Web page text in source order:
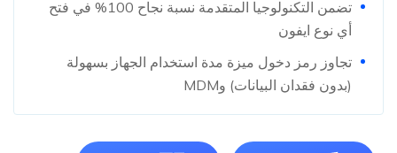
تضمن التكنولوجيا المتقدمة نسبة نجاح 100% في فتح
أي نوع ايفون
تجاوز رمز دخول ميزة مدة استخدام الجهاز بسهولة
(بدون فقدان البيانات) وMDM